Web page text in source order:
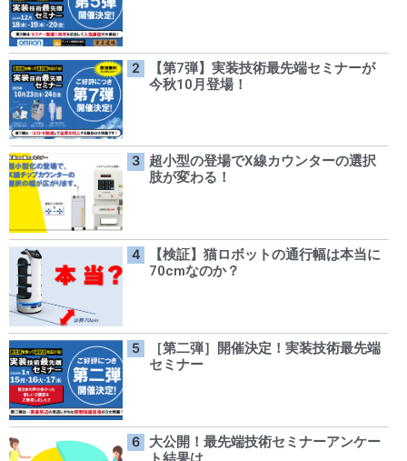
【第7弾】実装技術最先端セミナーが
今秋10月登場！
超小型の登場でX線カウンターの選択
肢が変わる！
【検証】猫ロボットの通行幅は本当に
70cmなのか？
［第二弾］開催決定！実装技術最先端
セミナー
大公開！最先端技術セミナーアンケー